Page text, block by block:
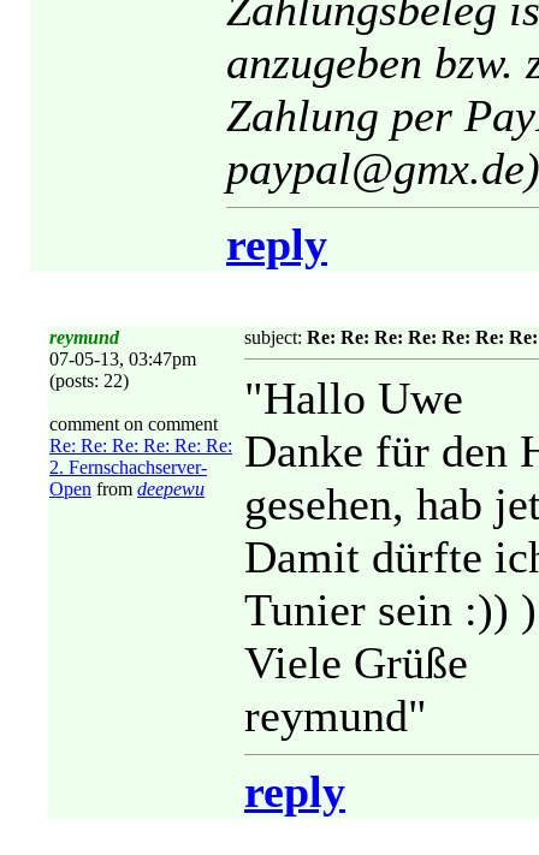
anzugeben bzw.
Zahlung per
reply
reymund
07-05-13, 03:47pm
(posts: 22)
comment on comment
Re: Re: Re: Re: Re: Re:
2. Fernschachserver-
Open from deepewu
subject: Re: Re: Re: Re: Re: Re:
"Hallo Uwe
Danke für den
gesehen, hab
Damit dürfte
Tunier sein :)) )
Viele Grüße
reymund"
reply